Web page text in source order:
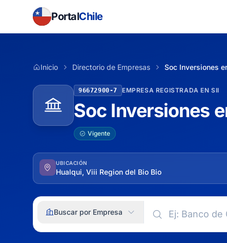
PortalChile
Inicio Directorio de Empresas Soc Inversiones
96672900-7 EMPRESA REGISTRADA EN SII
Soc Inversiones
Vigente
UBICACIÓN
Hualqui, Viii Region del Bio Bio
Buscar por Empresa